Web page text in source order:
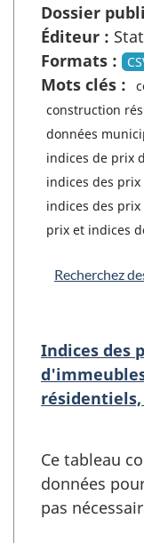
Dossier
Éditeur :
Formats :
Mots clés :
construction
données
indices de prix
indices des
indices des
prix et indices
Recherchez
Indices des
Ce tableau
données
pas